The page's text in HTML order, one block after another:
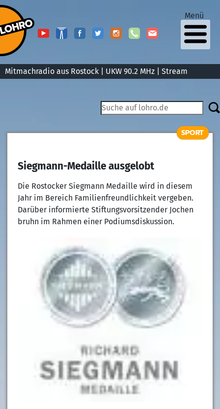
Mitmachradio aus Rostock | UKW 90.2 MHz | Stream
Menü
SPORT
Siegmann-Medaille ausgelobt
Die Rostocker Siegmann Medaille wird in diesem
Jahr im Bereich Familienfreundlichkeit vergeben.
Darüber informierte Stiftungsvorsitzender Jochen
bruhn im Rahmen einer Podiumsdiskussion.